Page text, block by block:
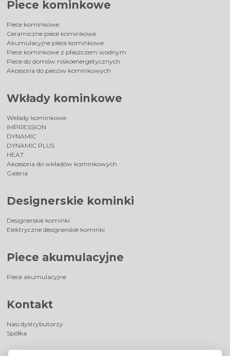
Piece kominkowe
Piece kominkowe
Ceramiczne piece kominkowe
Akumulacyjne piece kominkowe
Piece kominkowe z płaszczem wodnym
Piece do domów niskoenergetycznych
Akcesoria do pieców kominkowych
Wkłady kominkowe
Wkłady kominkowe
IMPRESSION
DYNAMIC
DYNAMIC PLUS
HEAT
Akcesoria do wkładów kominkowych
Galeria
Designerskie kominki
Designerskie kominki
Elektryczne designerskie kominki
Piece akumulacyjne
Piece akumulacyjne
Kontakt
Nasi dystrybutorzy
Spółka